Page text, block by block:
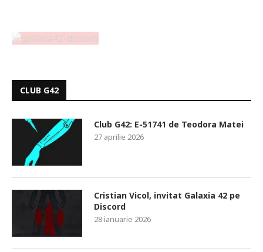
CLUB G42
Club G42: E-51741 de Teodora Matei
27 aprilie 2026
Cristian Vicol, invitat Galaxia 42 pe
Discord
28 ianuarie 2026